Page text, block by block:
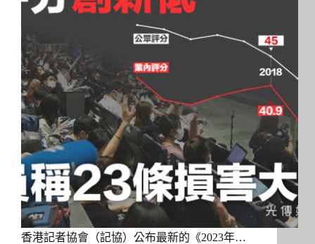
香港記者協會（記協）公布最新的《2023年…